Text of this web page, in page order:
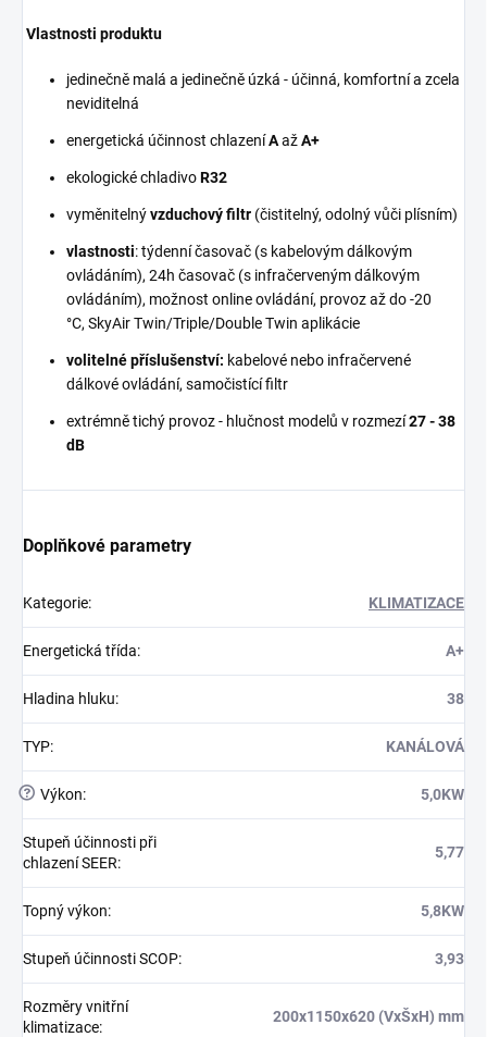
Vlastnosti produktu
jedinečně malá a jedinečně úzká - účinná, komfortní a zcela
neviditelná
energetická účinnost chlazeníAažA+
ekologické chladivoR32
vyměnitelnývzduchový filtr (čistitelný, odolný vůči plísním)
vlastnosti: týdenní časovač (s kabelovým dálkovým
ovládáním), 24h časovač (s infračerveným dálkovým
ovládáním), možnost online ovládání, provoz až do -20
°C, SkyAir Twin/Triple/Double Twin aplikácie
volitelné příslušenství: kabelové nebo infračervené
dálkové ovládání, samočistící filtr
extrémně tichý provoz - hlučnost modelů v rozmezí27 - 38
dB
Doplňkové parametry
Kategorie: KLIMATIZACE
Energetická třída: A+
Hladina hluku: 38
TYP: KANÁLOVÁ
? Výkon: 5,0KW
Stupeň účinnosti při
chlazení SEER:
5,77
Topný výkon: 5,8KW
Stupeň účinnosti SCOP: 3,93
Rozměry vnitřní
klimatizace:
200x1150x620 (VxŠxH) mm